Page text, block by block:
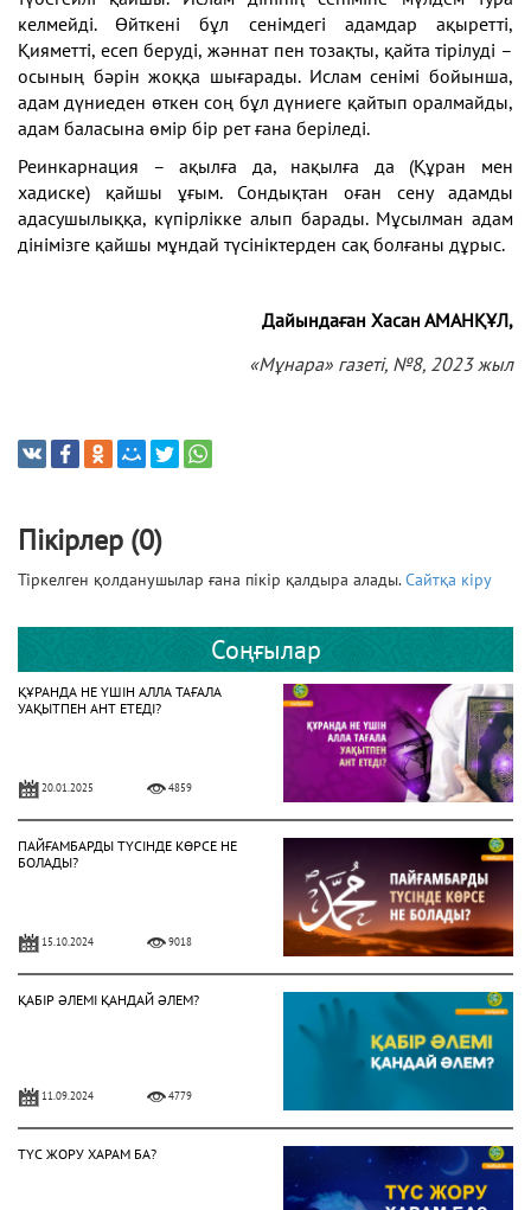
келмейді. Өйткені бұл сенімдегі адамдар ақыретті,
Қияметті, есеп беруді, жәннат пен тозақты, қайта тірілуді –
осының бәрін жоққа шығарады. Ислам сенімі бойынша,
адам дүниеден өткен соң бұл дүниеге қайтып оралмайды,
адам баласына өмір бір рет ғана беріледі.
Реинкарнация – ақылға да, нақылға да (Құран мен
хадиске) қайшы ұғым. Сондықтан оған сену адамды
адасушылыққа, күпірлікке алып барады. Мұсылман адам
дінімізге қайшы мұндай түсініктерден сақ болғаны дұрыс.
Дайындаған Хасан АМАНҚҰЛ,
«Мұнара» газеті, №8, 2023 жыл
Пікірлер (0)
Тіркелген қолданушылар ғана пікір қалдыра алады.Сайтқа кіру
Соңғылар
ҚҰРАНДА НЕ ҮШІН АЛЛА ТАҒАЛА
УАҚЫТПЕН АНТ ЕТЕДІ?
20.01.2025 4859
ПАЙҒАМБАРДЫ ТҮСІНДЕ КӨРСЕ НЕ
БОЛАДЫ?
15.10.2024 9018
ҚАБІР ӘЛЕМІ ҚАНДАЙ ӘЛЕМ?
11.09.2024 4779
ТҮС ЖОРУ ХАРАМ БА?